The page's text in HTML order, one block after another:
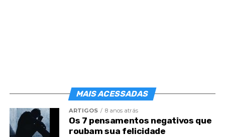
MAIS ACESSADAS
ARTIGOS 8 anos atrás
Os 7 pensamentos negativos que
roubam sua felicidade